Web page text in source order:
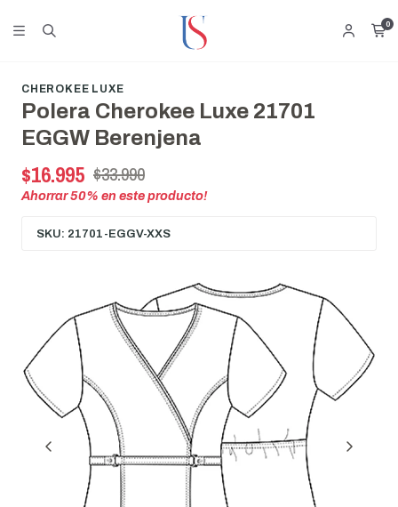
0
CHEROKEE LUXE
Polera Cherokee Luxe 21701
EGGW Berenjena
$16.995 $33.990
Ahorrar50% en este producto!
SKU: 21701-EGGV-XXS